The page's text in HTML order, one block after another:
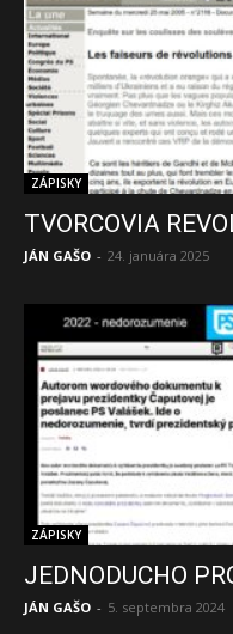
ZÁPISKY
TVORCOVIA
JÁN GAŠO - 24. januára 2025
ZÁPISKY
JEDNODUCHO
JÁN GAŠO - 5. septembra 2024